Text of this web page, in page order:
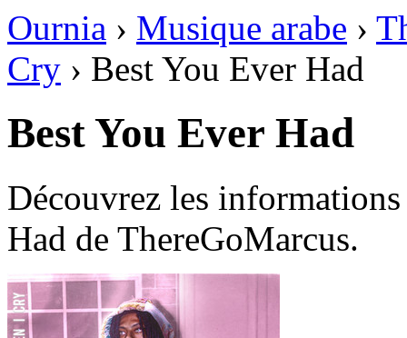
Ournia › Musique arabe ›
Cry › Best You Ever Had
Best You Ever Had
Découvrez les
Had de ThereGoMarcus.